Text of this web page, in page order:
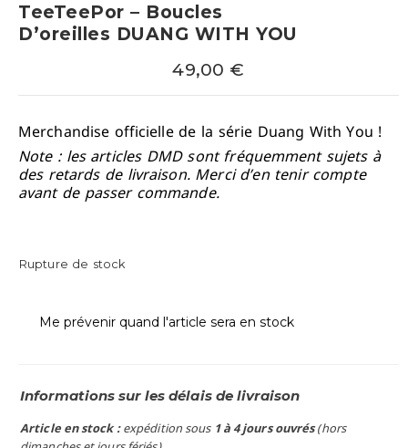
TeeTeePor – Boucles
D’oreilles DUANG WITH YOU
49,00 €
Merchandise officielle de la série Duang With You !
Note : les articles DMD sont fréquemment sujets à
des retards de livraison. Merci d’en tenir compte
avant de passer commande.
Rupture de stock
Me prévenir quand l'article sera en stock
Informations sur les délais de livraison
Article en stock :expédition sous 1 à 4 jours ouvrés(hors